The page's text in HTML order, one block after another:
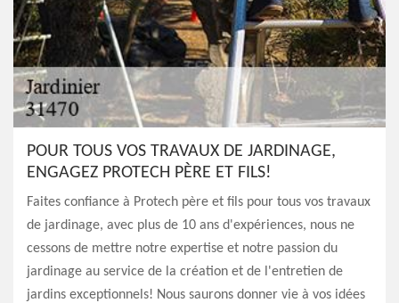
POUR TOUS VOS TRAVAUX DE JARDINAGE,
ENGAGEZ PROTECH PÈRE ET FILS!
Faites confiance à Protech père et fils pour tous vos travaux
de jardinage, avec plus de 10 ans d'expériences, nous ne
cessons de mettre notre expertise et notre passion du
jardinage au service de la création et de l'entretien de
jardins exceptionnels! Nous saurons donner vie à vos idées